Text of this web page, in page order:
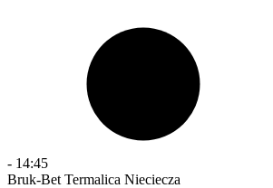
- 14:45
Bruk-Bet Termalica Nieciecza